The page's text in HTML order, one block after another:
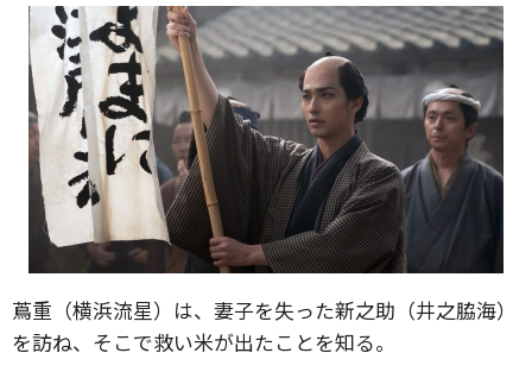
蔦重（横浜流星）は、妻子を失った新之助（井之脇海）
を訪ね、そこで救い米が出たことを知る。